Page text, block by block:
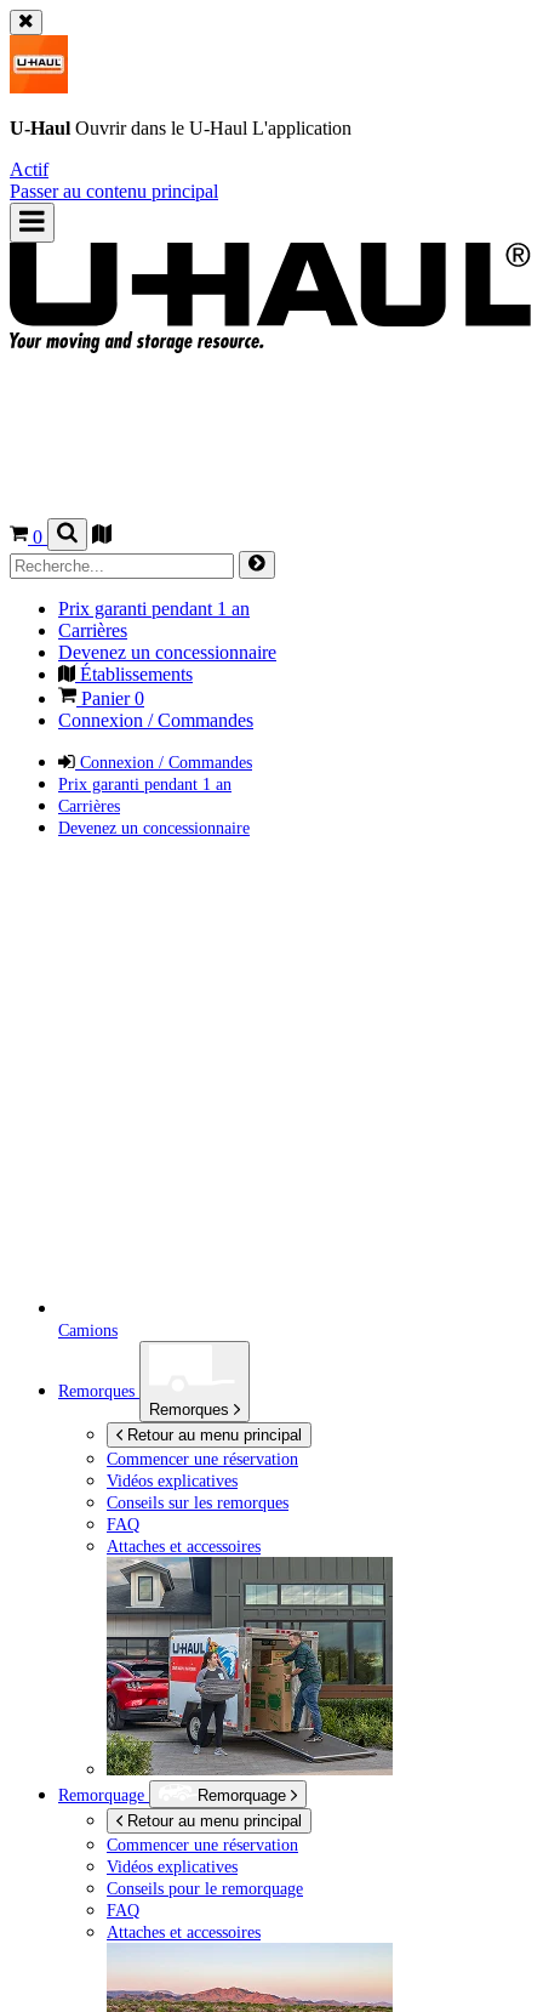
U-Haul Ouvrir dans le U-Haul L'application
Actif
Passer au contenu principal
0
Prix garanti pendant 1 an
Carrières
Devenez un concessionnaire
Établissements
Panier0
Connexion / Commandes
Connexion / Commandes
Prix garanti pendant 1 an
Carrières
Devenez un concessionnaire
Camions
Remorques
Remorques
Retour au menu principal
Commencer une réservation
Vidéos explicatives
Conseils sur les remorques
FAQ
Attaches et accessoires
Remorquage
Remorquage
Retour au menu principal
Commencer une réservation
Vidéos explicatives
Conseils pour le remorquage
FAQ
Attaches et accessoires